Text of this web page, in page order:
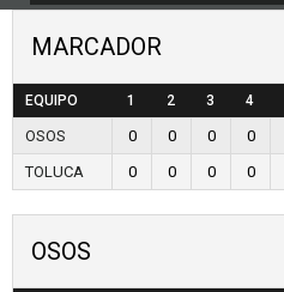
MARCADOR
EQUIPO 1 2 3 4
OSOS 0 0 0 0
TOLUCA
0 0 0 0
OSOS